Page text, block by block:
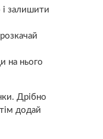
і залишити
на нього
Дрібно
додай